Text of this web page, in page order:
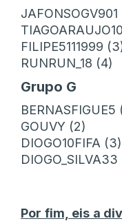
JAFONSOGV901
FILIPE5111999
RUNRUN_18 (4)
Grupo G
BERNASFIGUE5
GOUVY (2)
DIOGO10FIFA (3)
DIOGO_SILVA33
Por fim, eis a